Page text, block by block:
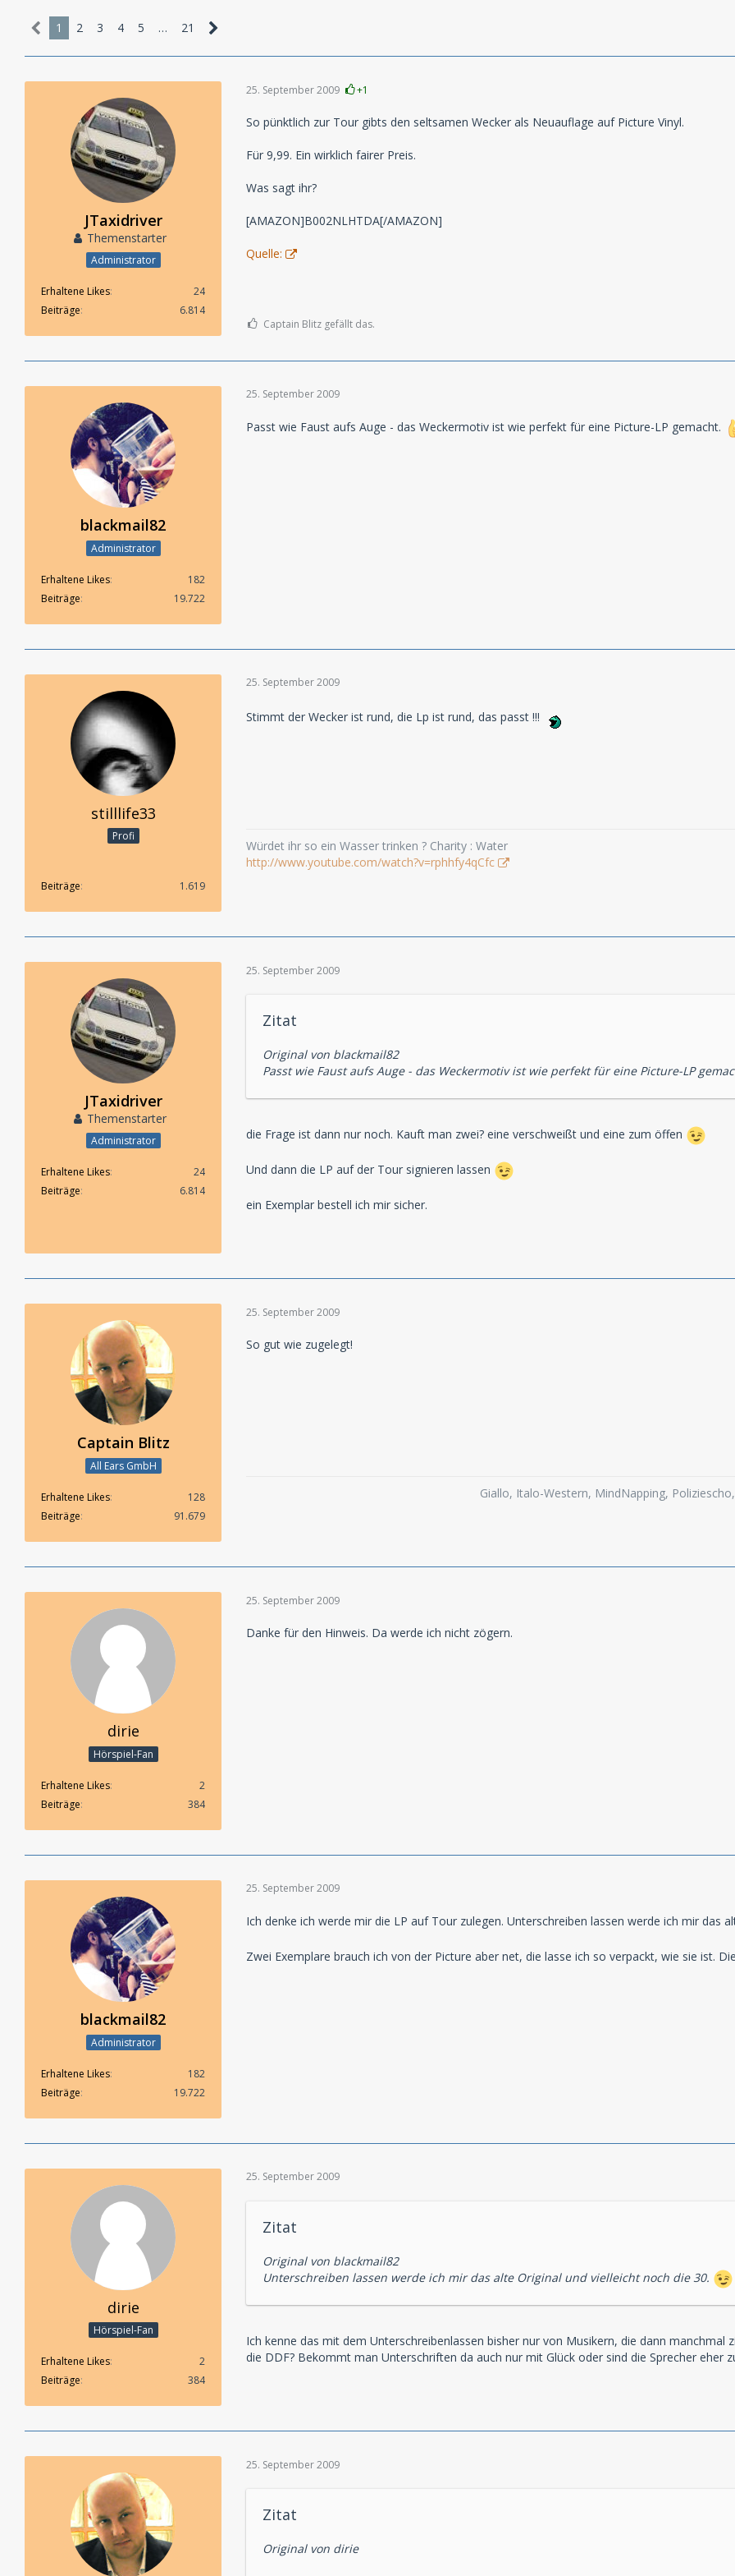
1 2 3 4 5 … 21
JTaxidriver
Themenstarter
Administrator
Erhaltene Likes
24
Beiträge
6.814
25. September 2009 +1
So pünktlich zur Tour gibts den seltsamen Wecker als Neuauflage auf Picture Vinyl.
Für 9,99. Ein wirklich fairer Preis.
Was sagt ihr?
[AMAZON]B002NLHTDA[/AMAZON]
Quelle:
Captain Blitz gefällt das.
blackmail82
Administrator
Erhaltene Likes
182
Beiträge
19.722
25. September 2009
Passt wie Faust aufs Auge - das Weckermotiv ist wie perfekt für eine Picture-LP gemacht.
stilllife33
Profi
Beiträge 1.619
25. September 2009
Stimmt der Wecker ist rund, die Lp ist rund, das passt !!!
Würdet ihr so ein Wasser trinken ? Charity : Water
http://www.youtube.com/watch?v=rphhfy4qCfc
JTaxidriver
Themenstarter
Administrator
Erhaltene Likes
24
Beiträge
6.814
25. September 2009
Zitat
Original von blackmail82
Passt wie Faust aufs Auge - das Weckermotiv ist wie perfekt für eine Picture-LP
die Frage ist dann nur noch. Kauft man zwei? eine verschweißt und eine zum öffen
Und dann die LP auf der Tour signieren lassen
ein Exemplar bestell ich mir sicher.
Captain Blitz
All Ears GmbH
Erhaltene Likes
128
Beiträge
91.679
25. September 2009
So gut wie zugelegt!
Giallo, Italo-Western, MindNapping,
dirie
Hörspiel-Fan
Erhaltene Likes
2
Beiträge
384
25. September 2009
Danke für den Hinweis. Da werde ich nicht zögern.
blackmail82
Administrator
Erhaltene Likes
182
Beiträge
19.722
25. September 2009
Ich denke ich werde mir die LP auf Tour zulegen. Unterschreiben lassen werde ich mir das
Zwei Exemplare brauch ich von der Picture aber net, die lasse ich so verpackt, wie sie ist.
dirie
Hörspiel-Fan
Erhaltene Likes
2
Beiträge
384
25. September 2009
Zitat
Original von blackmail82
Unterschreiben lassen werde ich mir das alte Original und vielleicht noch die 30.
Ich kenne das mit dem Unterschreibenlassen bisher nur von Musikern, die dann
die DDF? Bekommt man Unterschriften da auch nur mit Glück oder sind die Sprecher eher
25. September 2009
Zitat
Original von dirie